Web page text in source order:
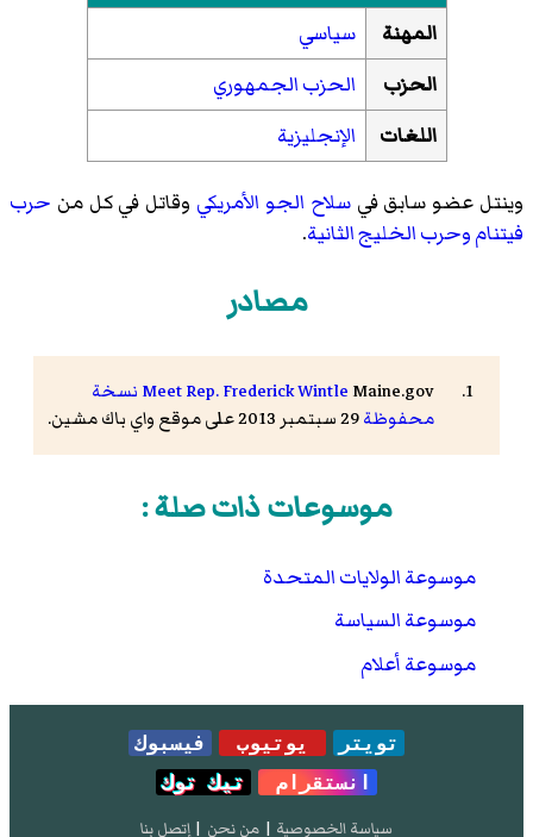
المهنة
سياسي
الحزب
الحزب الجمهوري
اللغات
الإنجليزية
وينتل عضو سابق فيسلاح الجو الأمريكي وقاتل في كل من حرب
فيتناموحرب الخليج الثانية.
مصادر
Meet Rep. Frederick Wintle Maine.gov
نسخة
محفوظة
موسوعات ذات صلة :
موسوعة الولايات المتحدة
موسوعة السياسة
موسوعة أعلام
تويتر يوتيوب
فيسبوك
انستقرام
تيك توك
سياسة الخصوصية | من نحن | إتصل بنا